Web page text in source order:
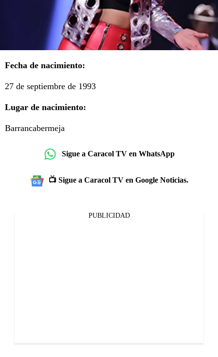
Fecha de nacimiento:
27 de septiembre de 1993
Lugar de nacimiento:
Barrancabermeja
Sigue a Caracol TV en WhatsApp
📺 Sigue a Caracol TV en Google Noticias.
PUBLICIDAD